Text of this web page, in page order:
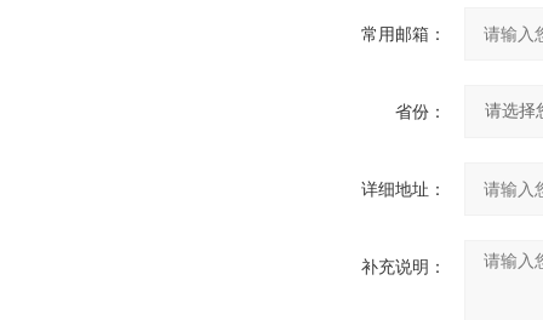
常用邮箱：
省份：
详细地址：
补充说明：